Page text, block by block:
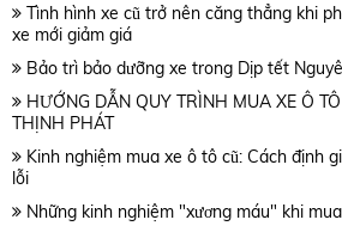
Tình hình xe cũ trở nên căng thẳng khi
xe mới giảm giá
Bảo trì bảo dưỡng xe trong Dịp tết
HƯỚNG DẪN QUY TRÌNH MUA XE Ô
THỊNH PHÁT
Kinh nghiệm mua xe ô tô cũ: Cách định
lỗi
Những kinh nghiệm "xương máu" khi